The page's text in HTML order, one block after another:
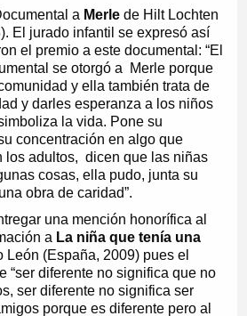
a Merlede Hilt Lochten
El jurado infantil se expresó así
el premio a este documental: “El
se otorgó a Merle porque
y ella también trata de
y darles esperanza a los niños
la vida. Pone su
concentración en algo que
los adultos, dicen que las niñas
cosas, ella pudo, junta su
obra de caridad”.
una mención honorífica al
a La niña que tenía una
(España, 2009) pues el
“ser diferente no significa que no
ser diferente no significa ser
porque es diferente pero al